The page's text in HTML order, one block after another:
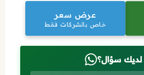
عرض سعر
خاص بالشركات فقط
لديك سؤال؟